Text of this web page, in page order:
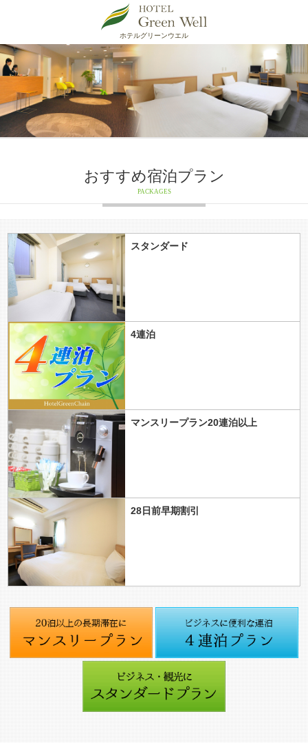
ホテルグリーンウエル
おすすめ宿泊プラン
PACKAGES
スタンダード
4連泊
マンスリープラン20連泊以上
28日前早期割引